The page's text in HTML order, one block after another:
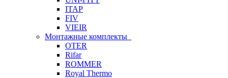
ITAP
FIV
VIEIR
Монтажные комплекты
OTER
Rifar
ROMMER
Royal Thermo